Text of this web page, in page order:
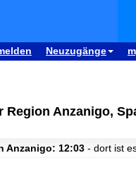
Neuzugänge
Region Anzanigo,
Anzanigo: 12:03 - dort ist